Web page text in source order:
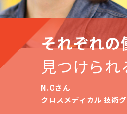
それぞれの
見つけられ
N.Oさん
クロスメディカル 技術